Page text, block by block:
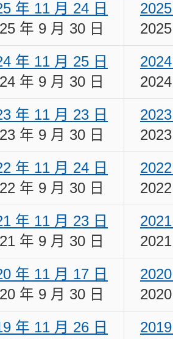
年 11 月 24 日
年 9 月 30 日
年 11 月 25 日
年 9 月 30 日
年 11 月 23 日
年 9 月 30 日
年 11 月 24 日
年 9 月 30 日
年 11 月 23 日
年 9 月 30 日
年 11 月 17 日
年 9 月 30 日
年 11 月 26 日